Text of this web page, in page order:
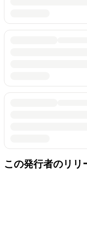
この発行者のリリ